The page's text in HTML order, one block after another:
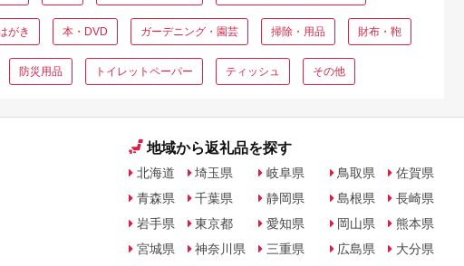
がき 本・DVD ガーデニング・園芸 掃除・用品 財布・鞄
防災用品 トイレットペーパー ティッシュ その他
地域から返礼品を探す
北海道
青森県
岩手県
宮城県
埼玉県
千葉県
東京都
神奈川県
岐阜県
静岡県
愛知県
三重県
鳥取県
島根県
岡山県
広島県
佐賀県
長崎県
熊本県
大分県